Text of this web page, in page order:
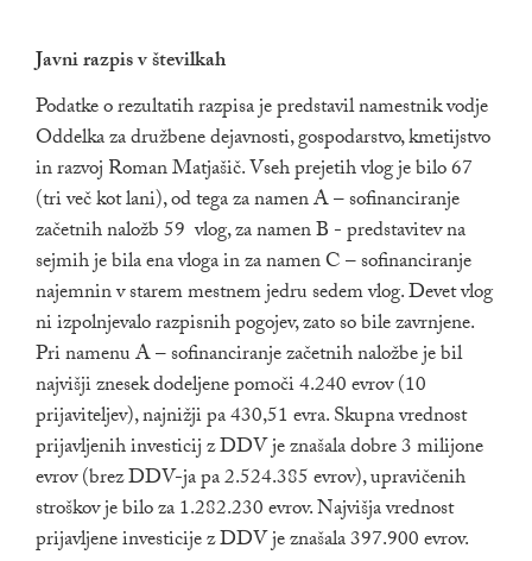
Javni razpis v številkah
Podatke o rezultatih razpisa je predstavil namestnik vodje
Oddelka za družbene dejavnosti, gospodarstvo, kmetijstvo
in razvoj Roman Matjašič. Vseh prejetih vlog je bilo 67
(tri več kot lani), od tega za namen A – sofinanciranje
začetnih naložb 59 vlog, za namen B - predstavitev na
sejmih je bila ena vloga in za namen C – sofinanciranje
najemnin v starem mestnem jedru sedem vlog. Devet vlog
ni izpolnjevalo razpisnih pogojev, zato so bile zavrnjene.
Pri namenu A – sofinanciranje začetnih naložbe je bil
najvišji znesek dodeljene pomoči 4.240 evrov (10
prijaviteljev), najnižji pa 430,51 evra. Skupna vrednost
prijavljenih investicij z DDV je znašala dobre 3 milijone
evrov (brez DDV-ja pa 2.524.385 evrov), upravičenih
stroškov je bilo za 1.282.230 evrov. Najvišja vrednost
prijavljene investicije z DDV je znašala 397.900 evrov.